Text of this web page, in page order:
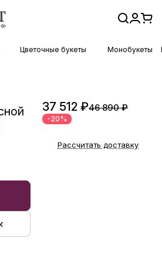
Цветочные букеты Монобукеты
37 512 ₽46 890 ₽
-20%
Рассчитать доставку